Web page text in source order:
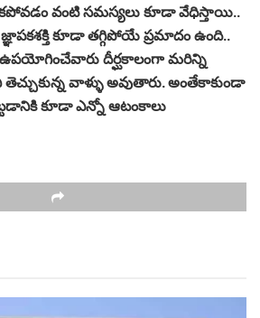
వంటి సమస్యలు కూడా వేధిస్తాయి..
కూడా తగ్గిపోయే ప్రమాదం ఉంది..
దీర్ఘకాలంగా మరిన్ని
వాళ్ళు అవుతారు. అంతేకాకుండా
కూడా ఎన్నో ఆటంకాలు